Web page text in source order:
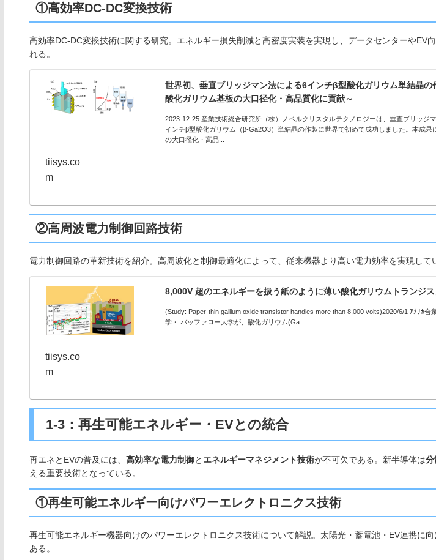
①高効率DC-DC変換技術
高効率DC-DC変換技術に関する研究。エネルギー損失削減と高密度実装を実現し、データセンターやEV
れる。
世界初、垂直ブリッジマン法による6インチβ型酸化ガリウム単結晶の
酸化ガリウム基板の大口径化・高品質化に貢献～
2023-12-25 産業技術総合研究所（株）ノベルクリスタルテクノロジーは、垂直ブリッジ
インチβ型酸化ガリウム（β-Ga2O3）単結晶の作製に世界で初めて成功しました。本成果
の大口径化・高品...
tiisys.co
m
②高周波電力制御回路技術
電力制御回路の革新技術を紹介。高周波化と制御最適化によって、従来機器より高い電力効率を実現して
8,000V 超のエネルギーを扱う紙のように薄い酸化ガリウムトランジス
(Study: Paper-thin gallium oxide transistor handles more than 8,000 volts)2020/6/1 ｱﾒﾘｶ合
学・ バッファロー大学が、酸化ガリウム(Ga...
tiisys.co
m
1-3：再生可能エネルギー・EVとの統合
再エネとEVの普及には、 高効率な電力制御と エネルギーマネジメント技術が不可欠である。新半導体は分
える重要技術となっている。
①再生可能エネルギー向けパワーエレクトロニクス技術
再生可能エネルギー機器向けのパワーエレクトロニクス技術について解説。太陽光・蓄電池・EV連携に
ある。